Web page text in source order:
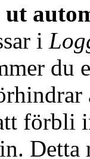
i
du
förbli
Detta